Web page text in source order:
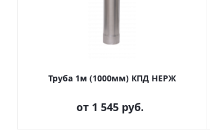
Труба 1м (1000мм) КПД НЕРЖ
от 1 545 руб.